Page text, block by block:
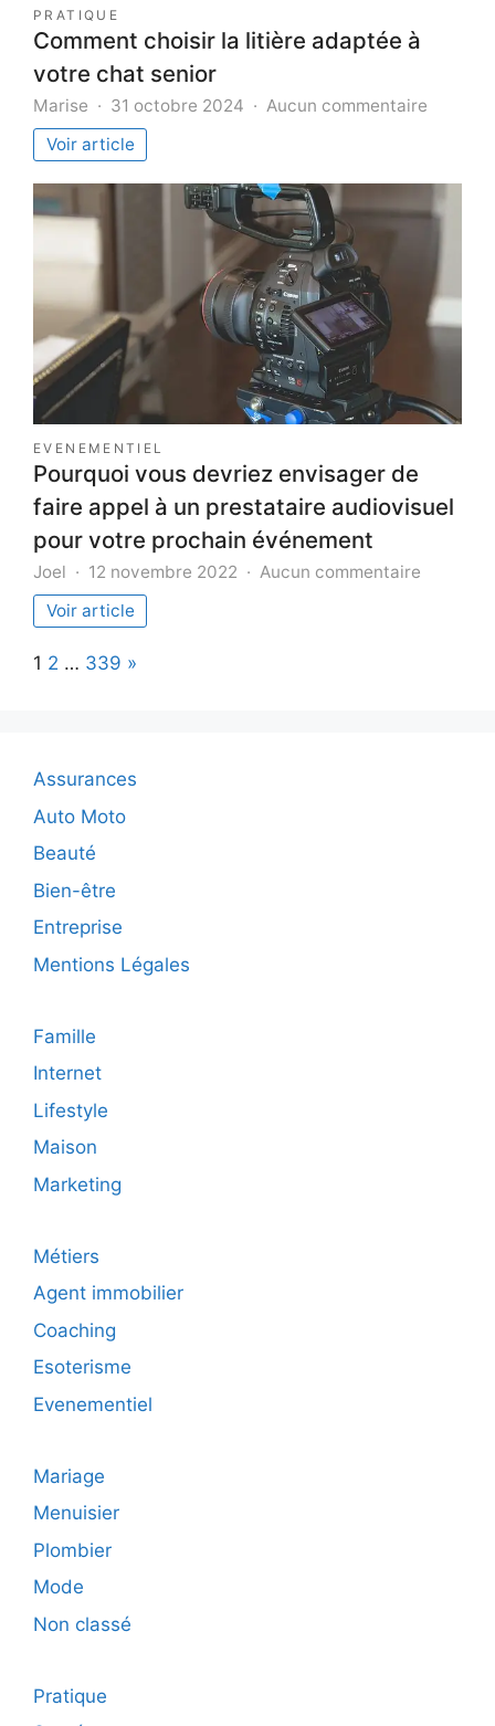
PRATIQUE
Comment choisir la litière adaptée à
votre chat senior
Marise 31 octobre 2024 Aucun commentaire
litière
chat
senior
Voir article
EVENEMENTIEL
Pourquoi vous devriez envisager de
faire appel à un prestataire audiovisuel
pour votre prochain événement
Joel 12 novembre 2022 Aucun commentaire
Voir article
Page:
1 2 … 339 Next
»
Assurances
Auto Moto
Beauté
Bien-être
Entreprise
Mentions Légales
Famille
Internet
Lifestyle
Maison
Marketing
Métiers
Agent immobilier
Coaching
Esoterisme
Evenementiel
Mariage
Menuisier
Plombier
Mode
Non classé
Pratique